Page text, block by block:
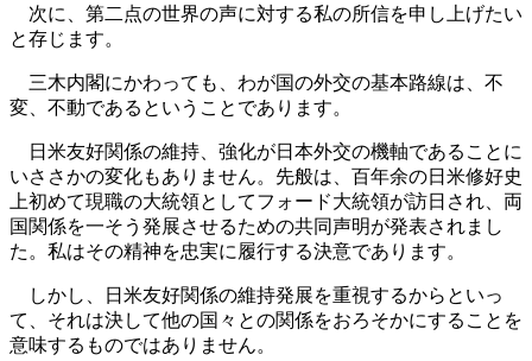
次に、第二点の世界の声に対する私の所信を申し上げたい
と存じます。
三木内閣にかわっても、わが国の外交の基本路線は、不
変、不動であるということであります。
日米友好関係の維持、強化が日本外交の機軸であることに
いささかの変化もありません。先般は、百年余の日米修好史
上初めて現職の大統領としてフォード大統領が訪日され、両
国関係を一そう発展させるための共同声明が発表されまし
た。私はその精神を忠実に履行する決意であります。
しかし、日米友好関係の維持発展を重視するからといっ
て、それは決して他の国々との関係をおろそかにすることを
意味するものではありません。